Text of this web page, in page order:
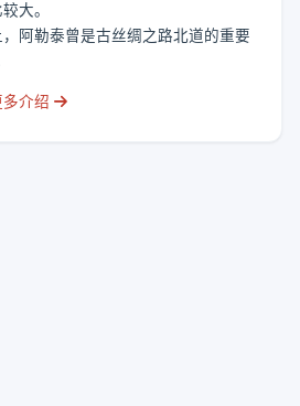
大。
，阿勒泰曾是古丝绸之路北道的重要
介绍